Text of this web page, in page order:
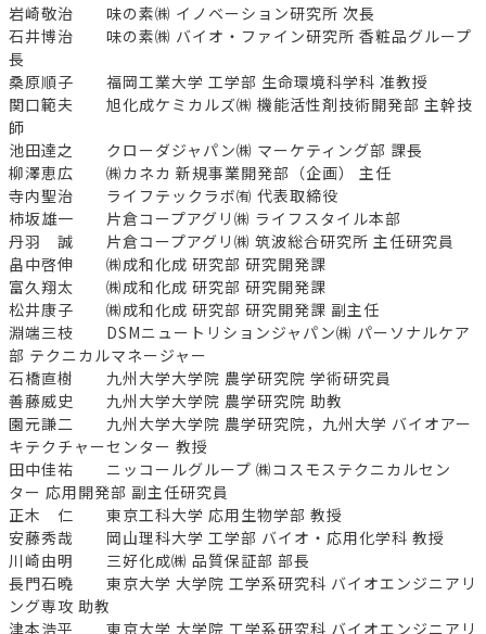
岩崎敬治 味の素㈱ イノベーション研究所 次長
石井博治 味の素㈱ バイオ・ファイン研究所 香粧品グループ
長
桑原順子 福岡工業大学 工学部 生命環境科学科 准教授
関口範夫 旭化成ケミカルズ㈱ 機能活性剤技術開発部 主幹技
師
池田達之 クローダジャパン㈱ マーケティング部 課長
柳澤恵広 ㈱カネカ 新規事業開発部（企画） 主任
寺内聖治 ライフテックラボ㈲ 代表取締役
柿坂雄一 片倉コープアグリ㈱ ライフスタイル本部
丹羽 誠 片倉コープアグリ㈱ 筑波総合研究所 主任研究員
畠中啓伸 ㈱成和化成 研究部 研究開発課
富久翔太 ㈱成和化成 研究部 研究開発課
松井康子 ㈱成和化成 研究部 研究開発課 副主任
淵端三枝 DSMニュートリションジャパン㈱ パーソナルケア
部 テクニカルマネージャー
石橋直樹 九州大学大学院 農学研究院 学術研究員
善藤威史 九州大学大学院 農学研究院 助教
園元謙二 九州大学大学院 農学研究院，九州大学 バイオアー
キテクチャーセンター 教授
田中佳祐 ニッコールグループ ㈱コスモステクニカルセン
ター 応用開発部 副主任研究員
正木 仁 東京工科大学 応用生物学部 教授
安藤秀哉 岡山理科大学 工学部 バイオ・応用化学科 教授
川崎由明 三好化成㈱ 品質保証部 部長
長門石曉 東京大学 大学院 工学系研究科 バイオエンジニアリ
ング専攻 助教
津本浩平 東京大学 大学院 工学系研究科 バイオエンジニアリ